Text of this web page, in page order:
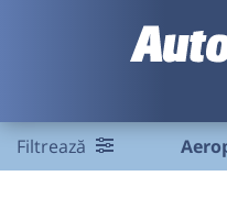
Filtrează